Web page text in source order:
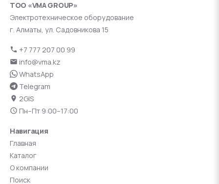
ТОО «VMA GROUP»
Электротехническое оборудование
г. Алматы, ул. Садовникова 15
+7 777 207 00 99
info@vma.kz
WhatsApp
Telegram
2GIS
Пн–Пт 9:00–17:00
Навигация
Главная
Каталог
О компании
Поиск